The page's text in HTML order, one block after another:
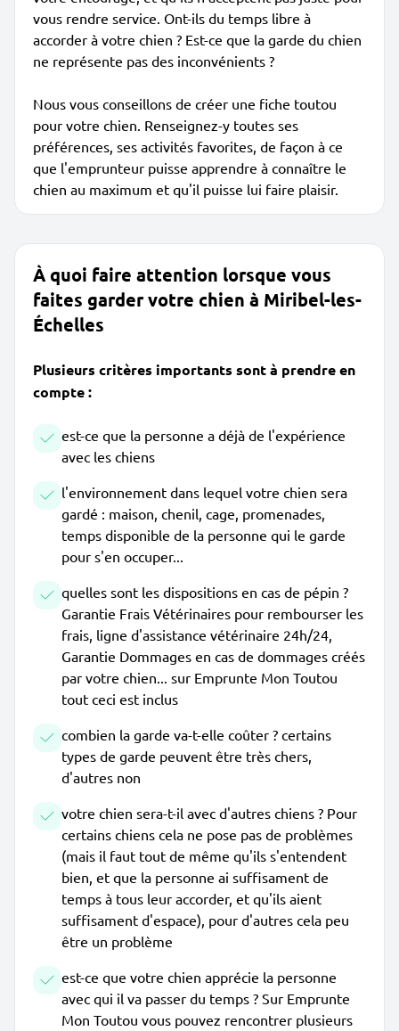
vous rendre service. Ont-ils du temps libre à
accorder à votre chien ? Est-ce que la garde du chien
ne représente pas des inconvénients ?
Nous vous conseillons de créer une fiche toutou
pour votre chien. Renseignez-y toutes ses
préférences, ses activités favorites, de façon à ce
que l'emprunteur puisse apprendre à connaître le
chien au maximum et qu'il puisse lui faire plaisir.
À quoi faire attention lorsque vous
faites garder votre chien à Miribel-les-
Échelles
Plusieurs critères importants sont à prendre en
compte :
est-ce que la personne a déjà de l'expérience
avec les chiens
l'environnement dans lequel votre chien sera
gardé : maison, chenil, cage, promenades,
temps disponible de la personne qui le garde
pour s'en occuper...
quelles sont les dispositions en cas de pépin ?
Garantie Frais Vétérinaires pour rembourser les
frais, ligne d'assistance vétérinaire 24h/24,
Garantie Dommages en cas de dommages créés
par votre chien... sur Emprunte Mon Toutou
tout ceci est inclus
combien la garde va-t-elle coûter ? certains
types de garde peuvent être très chers,
d'autres non
votre chien sera-t-il avec d'autres chiens ? Pour
certains chiens cela ne pose pas de problèmes
(mais il faut tout de même qu'ils s'entendent
bien, et que la personne ai suffisament de
temps à tous leur accorder, et qu'ils aient
suffisament d'espace), pour d'autres cela peu
être un problème
est-ce que votre chien apprécie la personne
avec qui il va passer du temps ? Sur Emprunte
Mon Toutou vous pouvez rencontrer plusieurs